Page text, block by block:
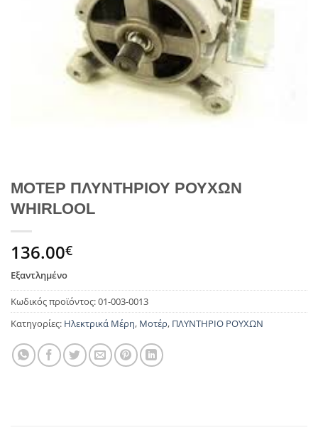
ΜΟΤΕΡ ΠΛΥΝΤΗΡΙΟΥ ΡΟΥΧΩΝ
WHIRLOOL
136.00€
Εξαντλημένο
Κωδικός προϊόντος:01-003-0013
Κατηγορίες: Ηλεκτρικά Μέρη, Μοτέρ, ΠΛΥΝΤΗΡΙΟ ΡΟΥΧΩΝ